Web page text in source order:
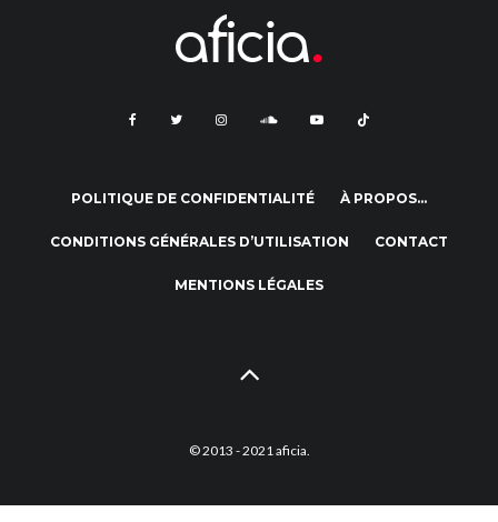
POLITIQUE DE CONFIDENTIALITÉ À PROPOS…
CONDITIONS GÉNÉRALES D’UTILISATION CONTACT
MENTIONS LÉGALES
© 2013 - 2021 aficia.